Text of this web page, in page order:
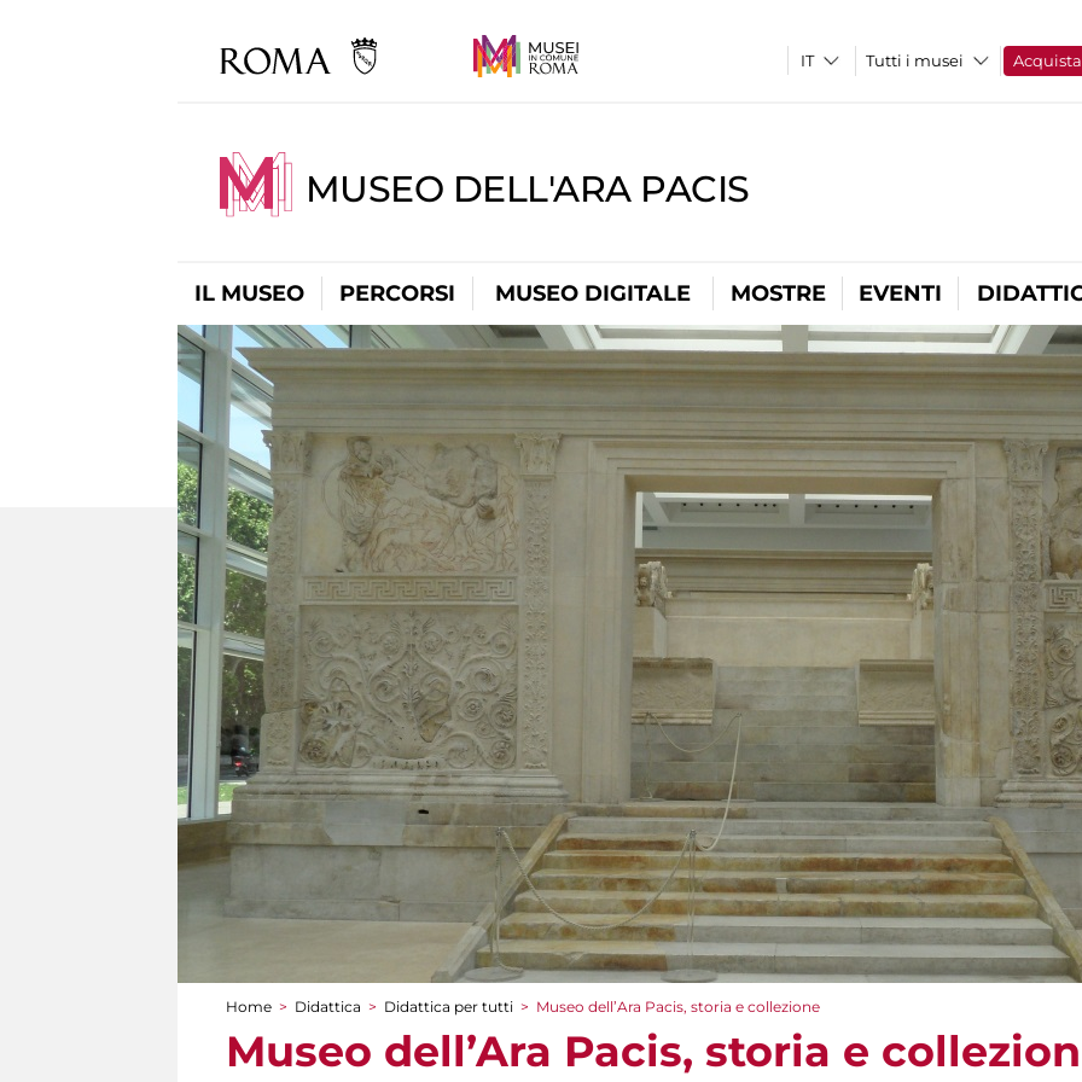
Tutti i musei Acquista
MUSEO DELL'ARA PACIS
IL MUSEO PERCORSI MUSEO DIGITALE MOSTRE EVENTI
Tu sei qui
Home > Didattica > Didattica per tutti > Museo dell’Ara Pacis, storia e collezione
Museo dell’Ara Pacis, storia e